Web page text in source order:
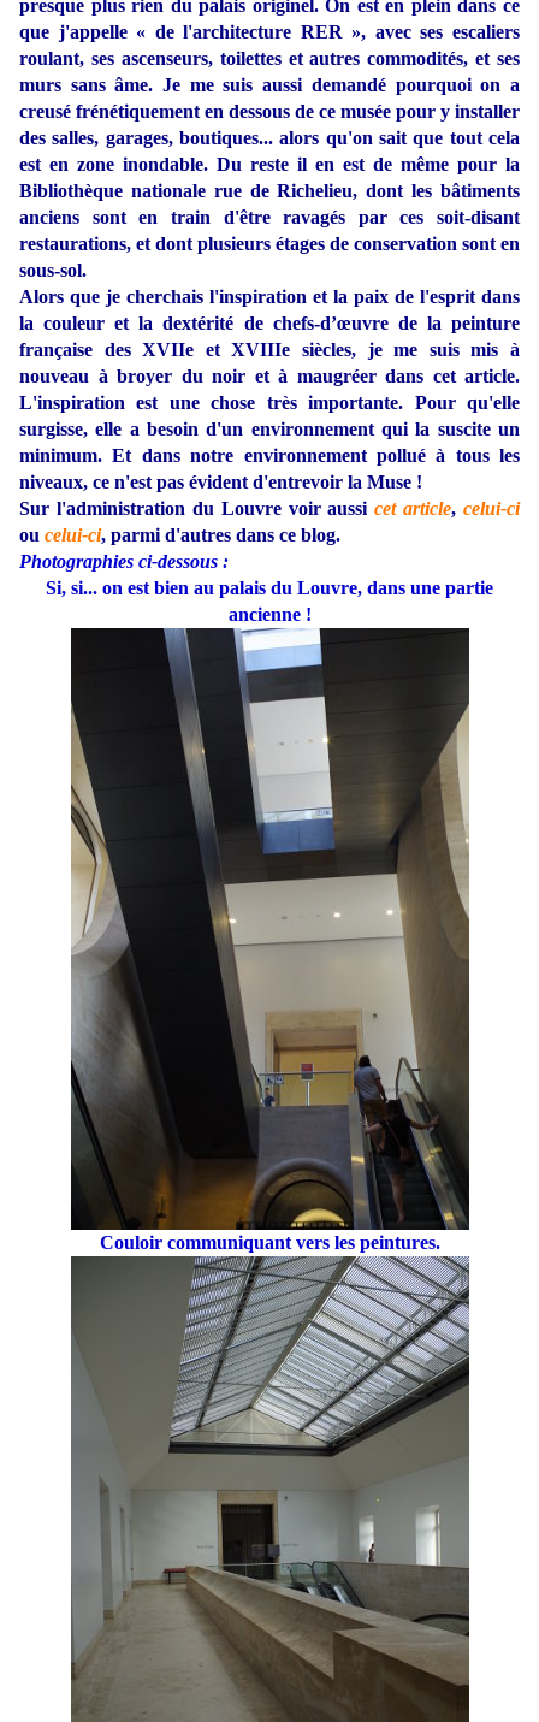
presque plus rien du palais originel. On est en plein dans ce
que j'appelle « de l'architecture RER », avec ses escaliers
roulant, ses ascenseurs, toilettes et autres commodités, et ses
murs sans âme. Je me suis aussi demandé pourquoi on a
creusé frénétiquement en dessous de ce musée pour y installer
des salles, garages, boutiques... alors qu'on sait que tout cela
est en zone inondable. Du reste il en est de même pour la
Bibliothèque nationale rue de Richelieu, dont les bâtiments
anciens sont en train d'être ravagés par ces soit-disant
restaurations, et dont plusieurs étages de conservation sont en
sous-sol.
Alors que je cherchais l'inspiration et la paix de l'esprit dans
la couleur et la dextérité de chefs-d’œuvre de la peinture
française des XVIIe et XVIIIe siècles, je me suis mis à
nouveau à broyer du noir et à maugréer dans cet article.
L'inspiration est une chose très importante. Pour qu'elle
surgisse, elle a besoin d'un environnement qui la suscite un
minimum. Et dans notre environnement pollué à tous les
niveaux, ce n'est pas évident d'entrevoir la Muse !
Sur l'administration du Louvre voir aussicet article, celui-ci
ou celui-ci, parmi d'autres dans ce blog.
Photographies ci-dessous :
Si, si... on est bien au palais du Louvre, dans une partie
ancienne !
Couloir communiquant vers les peintures.